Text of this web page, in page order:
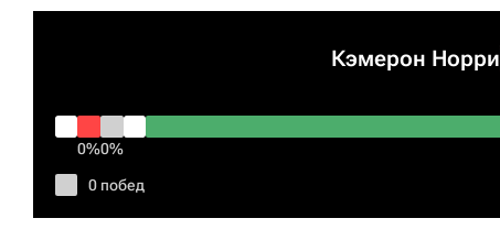
Кэмерон Норри
0%0%
0 побед